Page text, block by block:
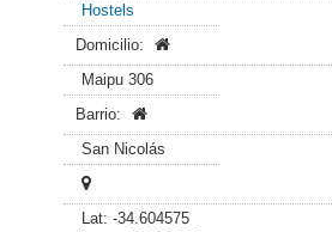
Hostels
Domicilio:
Maipu 306
Barrio:
San Nicolás
Lat: -34.604575